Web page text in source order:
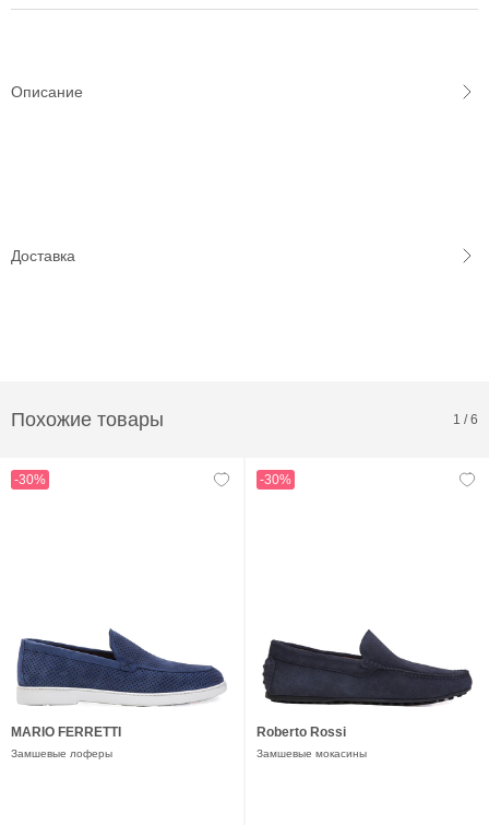
Описание
Доставка
Похожие товары 1 /6
-30%
MARIO FERRETTI
Замшевые лоферы
-30%
Roberto Rossi
Замшевые мокасины